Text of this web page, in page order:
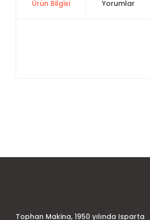
Ürün Bilgisi Yorumlar
Ürün bilgilerinde hatalar bulunuyor.
Tophan Makina, 1950 yılında Isparta